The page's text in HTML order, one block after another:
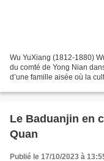
Wu YuXiang (1812-1880) Wu He Qing dit Wu Yu Xiang (1812-1880) : Natif
du comté de Yong Nian
d’une famille aisée où la
Le Baduanjin en combinaison avec le Tai Ji
Quan
Publié le 17/10/2023 à